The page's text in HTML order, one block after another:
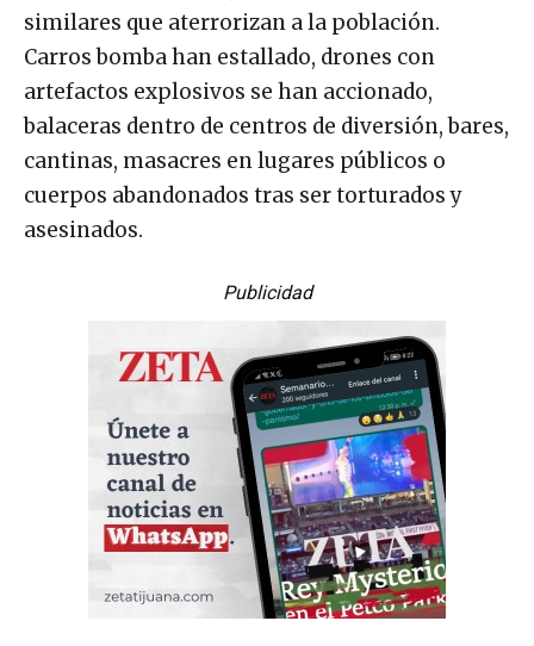
similares que aterrorizan a la población.
Carros bomba han estallado, drones con
artefactos explosivos se han accionado,
balaceras dentro de centros de diversión, bares,
cantinas, masacres en lugares públicos o
cuerpos abandonados tras ser torturados y
asesinados.
Publicidad